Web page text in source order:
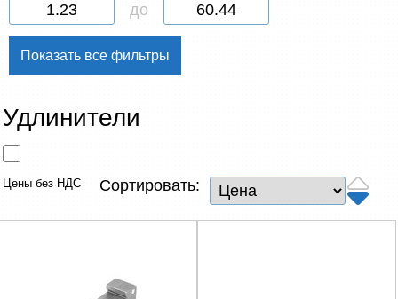
Запомнить
Компьютерные аксессуары
Товары для офиса
Сетевые товары
ТВ, Фото и электроника
Renewd техника, Outlet
до
Удлинители
Цены без НДС Сортировать: